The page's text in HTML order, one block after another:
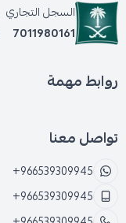
السجل التجاري
7011980161
روابط مهمة
تواصل معنا
+966539309945
+966539309945